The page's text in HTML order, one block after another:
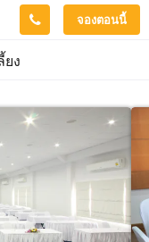
จองตอนนี้
ยง